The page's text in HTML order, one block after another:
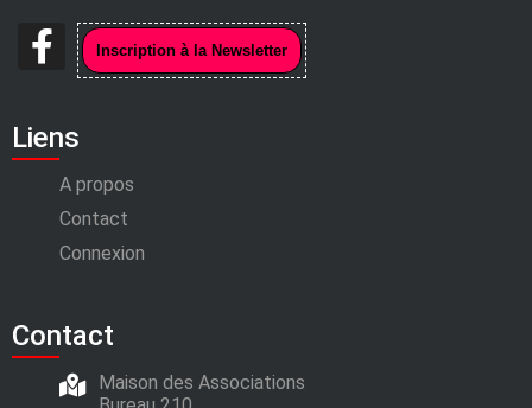
Liens
A propos
Contact
Connexion
Contact
Maison des Associations